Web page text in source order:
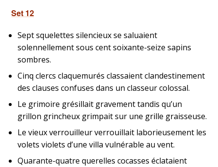
Set 12
Sept squelettes silencieux se saluaient
solennellement sous cent soixante-seize sapins
sombres.
Cinq clercs claquemurés classaient clandestinement
des clauses confuses dans un classeur colossal.
Le grimoire grésillait gravement tandis qu’un
grillon grincheux grimpait sur une grille graisseuse.
Le vieux verrouilleur verrouillait laborieusement les
volets violets d’une villa vulnérable au vent.
Quarante-quatre querelles cocasses éclataient